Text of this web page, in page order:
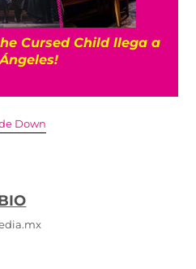
Cursed Child llega a
Down